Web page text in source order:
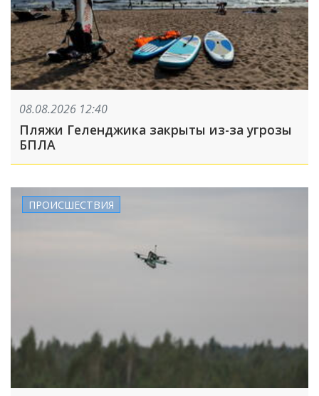
08.08.2026 12:40
Пляжи Геленджика закрыты из-за угрозы
БПЛА
ПРОИСШЕСТВИЯ